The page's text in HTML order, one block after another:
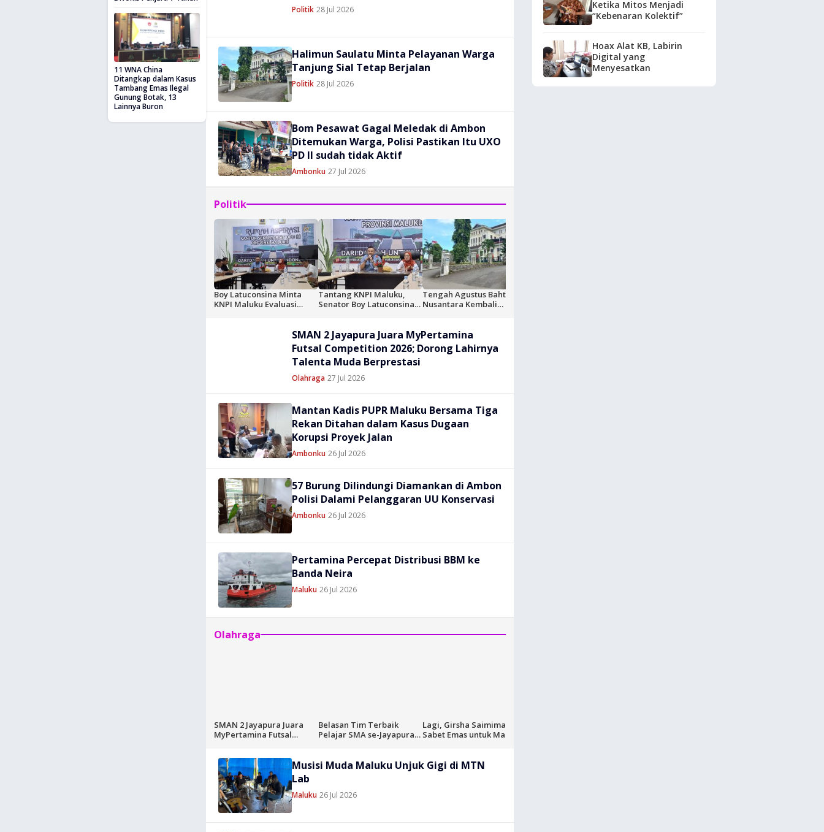
11 WNA China
Ditangkap dalam Kasus
Tambang Emas Ilegal
Gunung Botak, 13
Lainnya Buron
Komitmen Jaga
Politik 28 Jul 2026
Halimun Saulatu Minta Pelayanan Warga
Tanjung Sial Tetap Berjalan
Politik 28 Jul 2026
Bom Pesawat Gagal Meledak di Ambon
Ditemukan Warga, Polisi Pastikan Itu UXO
PD II sudah tidak Aktif
Ambonku 27 Jul 2026
Politik
Boy Latuconsina Minta
KNPI Maluku Evaluasi
Tantang KNPI Maluku,
Senator Boy Latuconsina
MK
Tengah Agustus Bahtera
Nusantara Kembali
Diaktifkan
SMAN 2 Jayapura Juara MyPertamina
Futsal Competition 2026; Dorong Lahirnya
Talenta Muda Berprestasi
Olahraga 27 Jul 2026
Mantan Kadis PUPR Maluku Bersama Tiga
Rekan Ditahan dalam Kasus Dugaan
Korupsi Proyek Jalan
Ambonku 26 Jul 2026
57 Burung Dilindungi Diamankan di Ambon
Polisi Dalami Pelanggaran UU Konservasi
Ambonku 26 Jul 2026
Pertamina Percepat Distribusi BBM ke
Banda Neira
Maluku 26 Jul 2026
Olahraga
SMAN 2 Jayapura Juara
MyPertamina Futsal
Berprestasi
Belasan Tim Terbaik
Pelajar SMA se-Jayapura
Competition 2026
Lagi, Girsha Saimima
Sabet Emas untuk Maluku
Musisi Muda Maluku Unjuk Gigi di MTN
Lab
Maluku 26 Jul 2026
Ketika Mitos Menjadi
“Kebenaran Kolektif”
Hoax Alat KB, Labirin
Digital yang
Menyesatkan